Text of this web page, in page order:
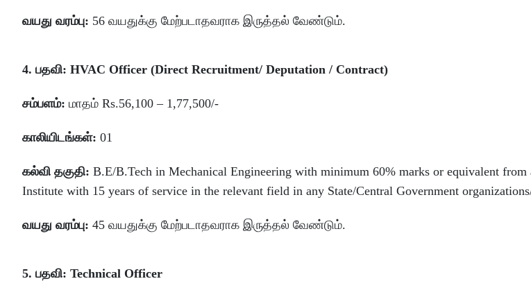
வயது வரம்பு: 56 வயதுக்கு மேற்படாதவராக இருத்தல் வேண்டும்.
4. பதவி: HVAC Officer (Direct Recruitment/ Deputation / Contract)
சம்பளம்: மாதம் Rs.56,100 – 1,77,500/-
காலியிடங்கள்: 01
கல்வி தகுதி: B.E/B.Tech in Mechanical Engineering with minimum 60% marks or equivalent
Institute with 15 years of service in the relevant field in any State/Central Government
வயது வரம்பு: 45 வயதுக்கு மேற்படாதவராக இருத்தல் வேண்டும்.
5. பதவி: Technical Officer